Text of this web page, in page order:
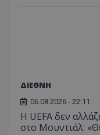
ΔΙΕΘΝΗ
06.08.2026 - 22:11
Η UEFA δεν
στο Μουντιάλ: